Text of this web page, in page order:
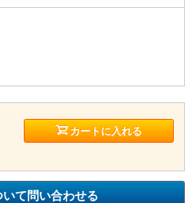
カートに入れる
て問い合わせる